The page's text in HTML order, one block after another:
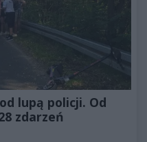
lupą policji. Od
zdarzeń